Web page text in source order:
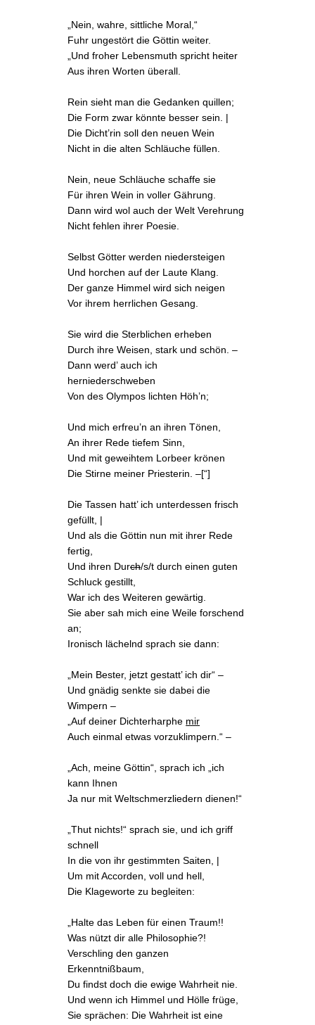
„Nein, wahre, sittliche Moral,“
Fuhr ungestört die Göttin weiter.
„Und froher Lebensmuth spricht heiter
Aus ihren Worten überall.
Rein sieht man die Gedanken quillen;
Die Form zwar könnte besser sein. |
Die Dicht’rin sollden neuen Wein
Nicht in die alten Schläuche füllen.
Nein, neue Schläuche schaffe sie
Für ihren Wein in voller Gährung.
Dann wird wol auch der Welt Verehrung
Nicht fehlen ihrer Poesie.
Selbst Götter werden niedersteigen
Und horchen auf der Laute Klang.
Der ganze Himmel wird sich neigen
Vor ihrem herrlichen Gesang.
Sie wird die Sterblichen erheben
Durch ihre Weisen, stark und schön. –
Dann werd’ auch ich
herniederschweben
Von desOlympos lichten Höh’n;
Und mich erfreu’n an ihren Tönen,
An ihrer Rede tiefem Sinn,
Und mit geweihtem Lorbeer krönen
Die Stirne meiner Priesterin. –[“]
Die Tassen hatt’ ich unterdessen frisch
gefüllt, |
Und als die Göttin nun mit ihrer Rede
fertig,
Und ihren Durch/s/t durch einen guten
Schluck gestillt,
War ich des Weiteren gewärtig.
Sie aber sah mich eine Weile forschend
an;
Ironisch lächelnd sprach sie dann:
„Mein Bester, jetzt gestatt’ ich dir“ –
Und gnädig senkte sie dabei die
Wimpern –
„Auf deiner Dichterharphe mir
Auch einmal etwas vorzuklimpern.“ –
„Ach, meine Göttin“, sprach ich „ich
kann Ihnen
Ja nur mit Weltschmerzliedern dienen!“
„Thut nichts!“ sprach sie, und ich griff
schnell
In die von ihr gestimmten Saiten, |
Um mit Accorden, voll und hell,
Die Klageworte zu begleiten:
Halte das Leben für einen Traum!!
Was nützt dir alle Philosophie?!
Verschling den ganzen
Erkenntnißbaum,
Du findst doch die ewige Wahrheit nie.
Und wenn ich Himmel und Hölle früge,
Sie sprächen: Die Wahrheit ist eine